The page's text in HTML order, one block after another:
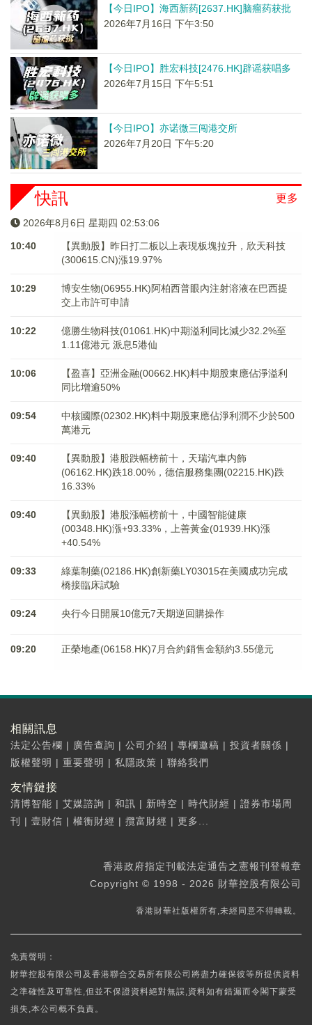
【今日IPO】海西新药[2637.HK]脑瘤药获批
2026年7月16日 下午3:50
【今日IPO】胜宏科技[2476.HK]辟谣获唱多
2026年7月15日 下午5:51
【今日IPO】亦诺微三闯港交所
2026年7月20日 下午5:20
更多
快訊
2026年8月6日 星期四 02:53:06
10:40
【異動股】昨日打二板以上表現板塊拉升，欣天科技
(300615.CN)漲19.97%
10:29
博安生物(06955.HK)阿柏西普眼內注射溶液在巴西提
交上市許可申請
10:22
億勝生物科技(01061.HK)中期溢利同比減少32.2%至
1.11億港元 派息5港仙
10:06
【盈喜】亞洲金融(00662.HK)料中期股東應佔淨溢利
同比增逾50%
09:54
中核國際(02302.HK)料中期股東應佔淨利潤不少於500
萬港元
09:40
【異動股】港股跌幅榜前十，天瑞汽車内飾
(06162.HK)跌18.00%，德信服務集團(02215.HK)跌
16.33%
09:40
【異動股】港股漲幅榜前十，中國智能健康
(00348.HK)漲+93.33%，上善黃金(01939.HK)漲
+40.54%
09:33
綠葉制藥(02186.HK)創新藥LY03015在美國成功完成
橋接臨床試驗
09:24 央行今日開展10億元7天期逆回購操作
09:20 正榮地產(06158.HK)7月合約銷售金額約3.55億元
相關訊息
法定公告欄 | 廣告查詢 | 公司介紹 | 專欄邀稿 | 投資者關係 |
版權聲明 | 重要聲明 | 私隱政策 | 聯絡我們
友情鏈接
清博智能 | 艾媒諮詢 | 和訊 | 新時空 | 時代財經 | 證券市場周
刊
| 壹財信 | 權衡財經 | 攬富財經 | 更多...
香港政府指定刊載法定通告之憲報刊登報章
Copyright © 1998 - 2026 財華控股有限公司
香港財華社版權所有,未經同意不得轉載。
免責聲明：
財華控股有限公司及香港聯合交易所有限公司將盡力確保彼等所提供資料
之準確性及可靠性,但並不保證資料絕對無誤,資料如有錯漏而令閣下蒙受
損失,本公司概不負責。